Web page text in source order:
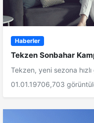
Haberler
Tekzen Sonbahar
Tekzen, yeni sezona hızlı
01.01.19706,703